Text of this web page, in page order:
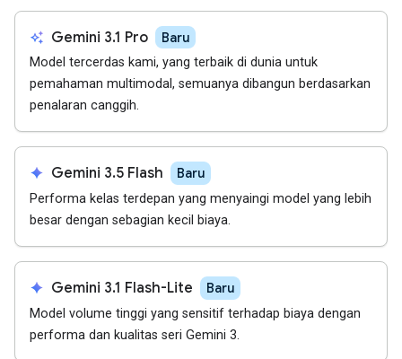
auto_awesome Gemini 3.1 Pro Baru
Model tercerdas kami, yang terbaik di dunia untuk
pemahaman multimodal, semuanya dibangun berdasarkan
penalaran canggih.
spark Gemini 3.5 Flash Baru
Performa kelas terdepan yang menyaingi model yang lebih
besar dengan sebagian kecil biaya.
spark Gemini 3.1 Flash-Lite Baru
Model volume tinggi yang sensitif terhadap biaya dengan
performa dan kualitas seri Gemini 3.